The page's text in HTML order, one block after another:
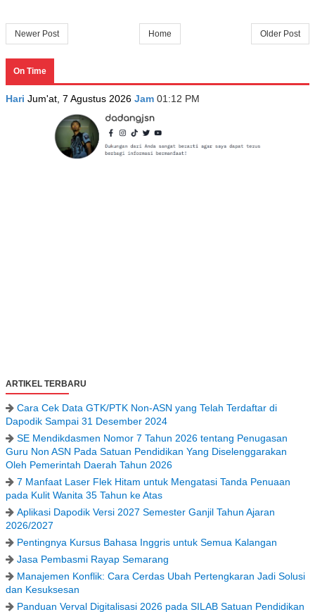
Newer Post Older Post
Home
On Time
Hari Jum'at, 7 Agustus 2026 Jam 01:12 PM
ARTIKEL TERBARU
Cara Cek Data GTK/PTK Non-ASN yang Telah Terdaftar di
Dapodik Sampai 31 Desember 2024
SE Mendikdasmen Nomor 7 Tahun 2026 tentang Penugasan
Guru Non ASN Pada Satuan Pendidikan Yang Diselenggarakan
Oleh Pemerintah Daerah Tahun 2026
7 Manfaat Laser Flek Hitam untuk Mengatasi Tanda Penuaan
pada Kulit Wanita 35 Tahun ke Atas
Aplikasi Dapodik Versi 2027 Semester Ganjil Tahun Ajaran
2026/2027
Pentingnya Kursus Bahasa Inggris untuk Semua Kalangan
Jasa Pembasmi Rayap Semarang
Manajemen Konflik: Cara Cerdas Ubah Pertengkaran Jadi Solusi
dan Kesuksesan
Panduan Verval Digitalisasi 2026 pada SILAB Satuan Pendidikan